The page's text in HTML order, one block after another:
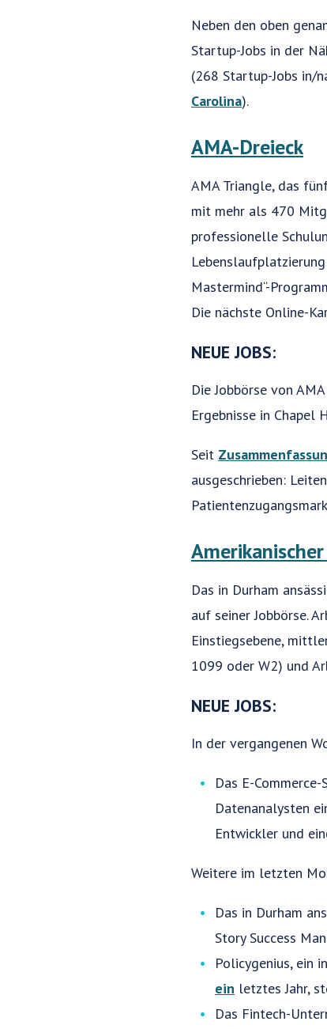
Neben den oben
Startup-Jobs in der
(268 Startup-Jobs in/
Carolina).
AMA-Dreieck
AMA Triangle, das
mit mehr als 470
professionelle
Mastermind“-
Die nächste Online-
NEUE JOBS:
Die Jobbörse von
Ergebnisse in
Seit
ausgeschrieben:
Das in Durham
auf seiner Jobbörse.
Einstiegsebene,
1099 oder W2) und
NEUE JOBS:
In der vergangenen
Das E-
Datenanalysten
Entwickler und
Weitere im letzten
Das in Durham
Story Success
Policygenius, ein
ein letztes Jahr,
Das Fintech-